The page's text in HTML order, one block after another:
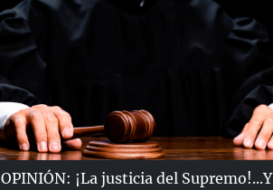
OPINIÓN: ¡La justicia del Supremo!...Y